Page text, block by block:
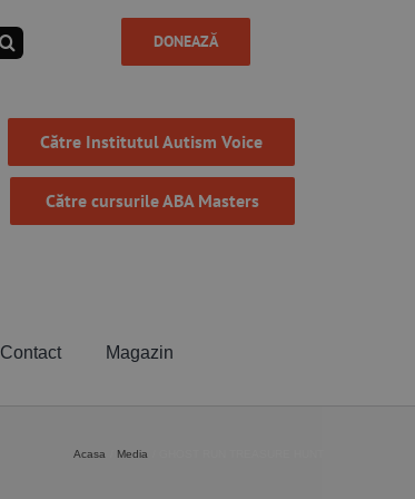
DONEAZĂ
Către Institutul Autism Voice
Către cursurile ABA Masters
Contact Magazin
Acasa Media